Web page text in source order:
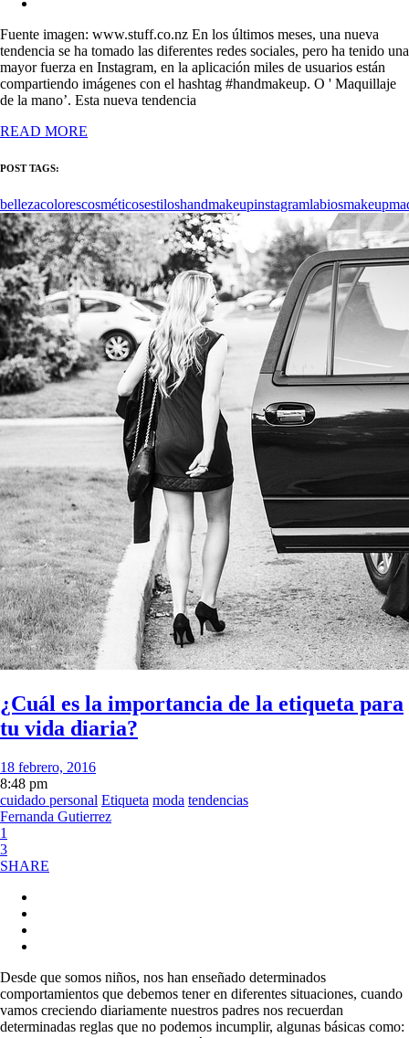
Fuente imagen: www.stuff.co.nz En los últimos meses, una nueva
tendencia se ha tomado las diferentes redes sociales, pero ha tenido una
mayor fuerza en Instagram, en la aplicación miles de usuarios están
compartiendo imágenes con el hashtag #handmakeup. O ' Maquillaje
de la mano’. Esta nueva tendencia
READ MORE
POST TAGS:
bellezacolorescosméticosestiloshandmakeupinstagramlabiosmakeup
¿Cuál es la importancia de la etiqueta para
tu vida diaria?
18 febrero, 2016
8:48 pm
cuidado personal Etiqueta moda tendencias
Fernanda Gutierrez
1
3
SHARE
Desde que somos niños, nos han enseñado determinados
comportamientos que debemos tener en diferentes situaciones, cuando
vamos creciendo diariamente nuestros padres nos recuerdan
determinadas reglas que no podemos incumplir, algunas básicas como: